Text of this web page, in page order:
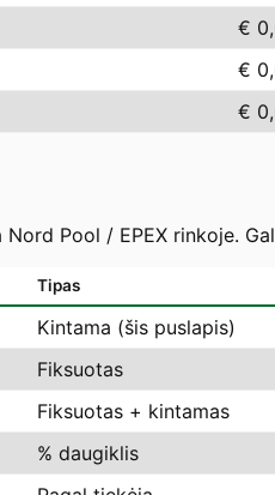
€
€
€
Pool / EPEX rinkoje.
Tipas
Kintama (šis puslapis)
Fiksuotas
Fiksuotas + kintamas
% daugiklis